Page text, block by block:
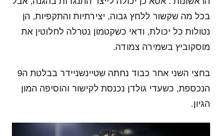
בכל מה שקשור ללחץ גבוה, יצירתיות והתקפיות, הן
נטולות כל יכולת, ודאי כשקטמון נטרלה לחלוטין את
מוסקוביץ בשמירה צמודה.
בחצי השני אחר כבוד נחתה שטיינשניידר בבלטת ה9
הנכספת, כשעדי גולדן נכנסת לקישור והוסיפה המון
הגיון.